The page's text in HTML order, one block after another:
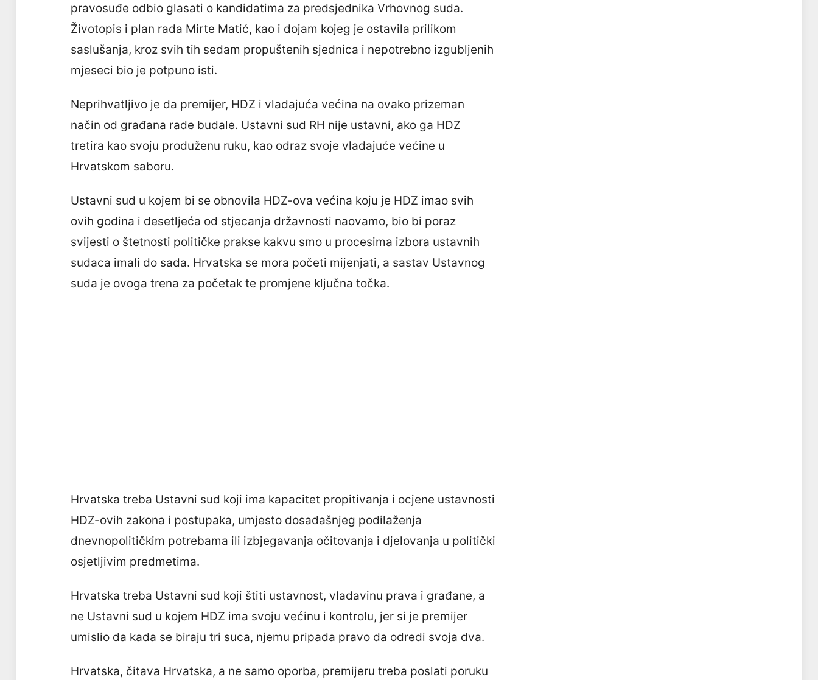
pravosuđe odbio glasati o kandidatima za predsjednika Vrhovnog suda.
Životopis i plan rada Mirte Matić, kao i dojam kojeg je ostavila prilikom
saslušanja, kroz svih tih sedam propuštenih sjednica i nepotrebno izgubljenih
mjeseci bio je potpuno isti.
Neprihvatljivo je da premijer, HDZ i vladajuća većina na ovako prizeman
način od građana rade budale. Ustavni sud RH nije ustavni, ako ga HDZ
tretira kao svoju produženu ruku, kao odraz svoje vladajuće većine u
Hrvatskom saboru.
Ustavni sud u kojem bi se obnovila HDZ-ova većina koju je HDZ imao svih
ovih godina i desetljeća od stjecanja državnosti naovamo, bio bi poraz
svijesti o štetnosti političke prakse kakvu smo u procesima izbora ustavnih
sudaca imali do sada. Hrvatska se mora početi mijenjati, a sastav Ustavnog
suda je ovoga trena za početak te promjene ključna točka.
Hrvatska treba Ustavni sud koji ima kapacitet propitivanja i ocjene ustavnosti
HDZ-ovih zakona i postupaka, umjesto dosadašnjeg podilaženja
dnevnopolitičkim potrebama ili izbjegavanja očitovanja i djelovanja u politički
osjetljivim predmetima.
Hrvatska treba Ustavni sud koji štiti ustavnost, vladavinu prava i građane, a
ne Ustavni sud u kojem HDZ ima svoju većinu i kontrolu, jer si je premijer
umislio da kada se biraju tri suca, njemu pripada pravo da odredi svoja dva.
Hrvatska, čitava Hrvatska, a ne samo oporba, premijeru treba poslati poruku